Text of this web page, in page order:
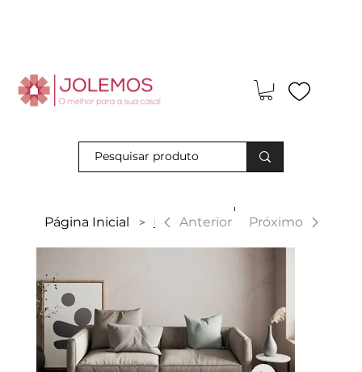
Página Inicial > ReggioAnterior Próximo